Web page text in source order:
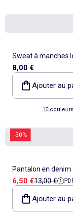
Sweat à manches
avec imprimé
8,00 €
Ajouter au
10 couleurs
-50%
Pantalon en denim
haute
Prix de vente
6,50 €Prix de
13,00 €
Ajouter au